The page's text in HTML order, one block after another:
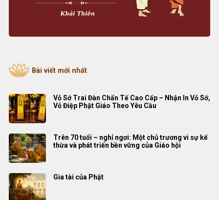
Bài viết mới nhất
Vỏ Sớ Trai Đàn Chẩn Tế Cao Cấp – Nhận In Vỏ Sớ,
Vỏ Điệp Phật Giáo Theo Yêu Cầu
Trên 70 tuổi – nghỉ ngơi: Một chủ trương vì sự kế
thừa và phát triển bền vững của Giáo hội
Gia tài của Phật